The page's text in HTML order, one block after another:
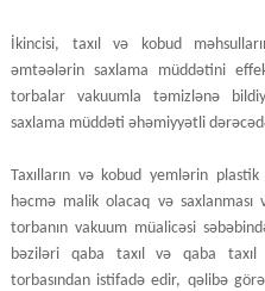
İkincisi, taxıl və kobud
əmtəələrin saxlama müddətini
torbalar vakuumla təmizlənə
saxlama müddəti əhəmiyyətli
Taxılların və kobud yemlərin
həcmə malik olacaq və saxlanması
torbanın vakuum müalicəsi
bəziləri qaba taxıl və qaba
torbasından istifadə edir, qəlibə